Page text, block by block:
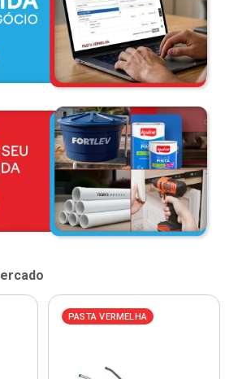
PASTA VERMELHA